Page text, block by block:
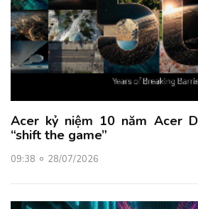
Acer kỷ niệm 10 năm Acer
“shift the game”
09:38 28/07/2026